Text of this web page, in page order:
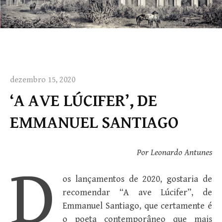
dezembro 15, 2020
‘A AVE LÚCIFER’, DE
EMMANUEL SANTIAGO
Por Leonardo Antunes
D
os lançamentos de 2020, gostaria de
recomendar “A ave Lúcifer”, de
Emmanuel Santiago, que certamente é
o poeta contemporâneo que mais